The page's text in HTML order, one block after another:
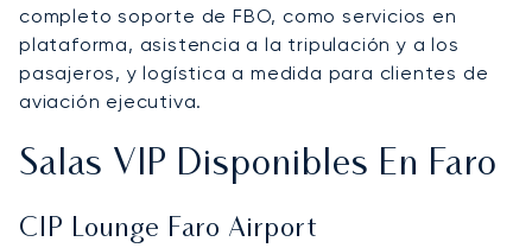
completo soporte de FBO, como servicios en
plataforma, asistencia a la tripulación y a los
pasajeros, y logística a medida para clientes de
aviación ejecutiva.
Salas VIP Disponibles En Faro
CIP Lounge Faro Airport